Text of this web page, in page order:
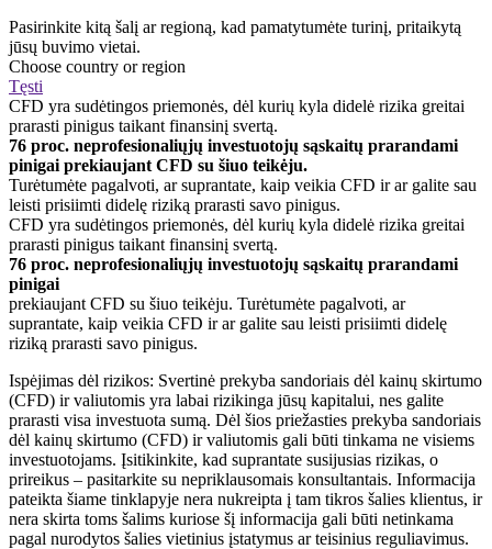
Pasirinkite kitą šalį ar regioną, kad pamatytumėte turinį, pritaikytą
jūsų buvimo vietai.
Choose country or region
Tęsti
CFD yra sudėtingos priemonės, dėl kurių kyla didelė rizika greitai
prarasti pinigus taikant finansinį svertą.
76 proc. neprofesionaliųjų investuotojų sąskaitų prarandami
pinigai prekiaujant CFD su šiuo teikėju.
Turėtumėte pagalvoti, ar suprantate, kaip veikia CFD ir ar galite sau
leisti prisiimti didelę riziką prarasti savo pinigus.
CFD yra sudėtingos priemonės, dėl kurių kyla didelė rizika greitai
prarasti pinigus taikant finansinį svertą.
76 proc. neprofesionaliųjų investuotojų sąskaitų prarandami
pinigai
prekiaujant CFD su šiuo teikėju. Turėtumėte pagalvoti, ar
suprantate, kaip veikia CFD ir ar galite sau leisti prisiimti didelę
riziką prarasti savo pinigus.
Ispėjimas dėl rizikos: Svertinė prekyba sandoriais dėl kainų skirtumo
(CFD) ir valiutomis yra labai rizikinga jūsų kapitalui, nes galite
prarasti visa investuota sumą. Dėl šios priežasties prekyba sandoriais
dėl kainų skirtumo (CFD) ir valiutomis gali būti tinkama ne visiems
investuotojams. Įsitikinkite, kad suprantate susijusias rizikas, o
prireikus – pasitarkite su nepriklausomais konsultantais. Informacija
pateikta šiame tinklapyje nera nukreipta į tam tikros šalies klientus, ir
nera skirta toms šalims kuriose šį informacija gali būti netinkama
pagal nurodytos šalies vietinius įstatymus ar teisinius reguliavimus.